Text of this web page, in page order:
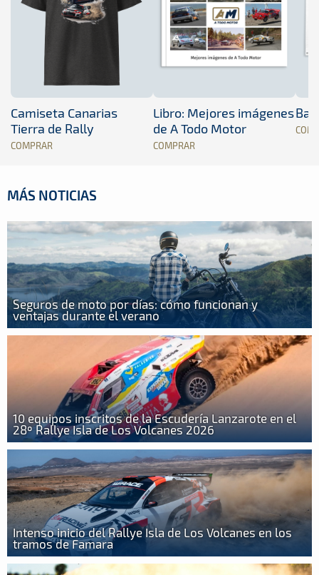
Camiseta Canarias
Tierra de Rally
COMPRAR
Libro: Mejores imágenes
de A Todo Motor
COMPRAR
MÁS NOTICIAS
Seguros de moto por días: cómo funcionan y
ventajas durante el verano
10 equipos inscritos de la Escudería Lanzarote en el
28º Rallye Isla de Los Volcanes 2026
Intenso inicio del Rallye Isla de Los Volcanes en los
tramos de Famara